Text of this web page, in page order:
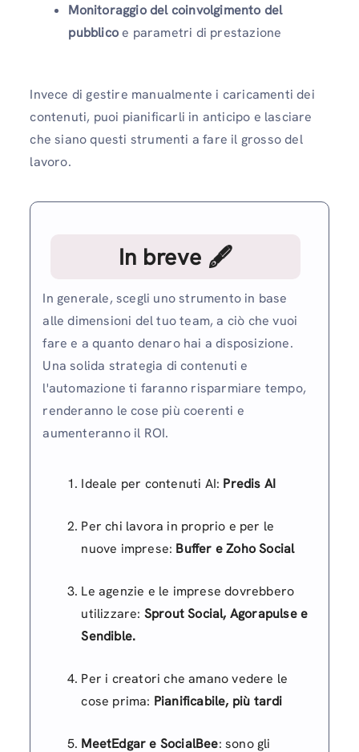
Monitoraggio del coinvolgimento del
pubblicoe parametri di prestazione
Invece di gestire manualmente i caricamenti dei
contenuti, puoi pianificarli in anticipo e lasciare
che siano questi strumenti a fare il grosso del
lavoro.
In breve 🖋
In generale, scegli uno strumento in base
alle dimensioni del tuo team, a ciò che vuoi
fare e a quanto denaro hai a disposizione.
Una solida strategia di contenuti e
l'automazione ti faranno risparmiare tempo,
renderanno le cose più coerenti e
aumenteranno il ROI.
Ideale per contenuti AI: Predis AI
Per chi lavora in proprio e per le
nuove imprese: Buffer e Zoho Social
Le agenzie e le imprese dovrebbero
utilizzare: Sprout Social, Agorapulse e
Sendible.
Per i creatori che amano vedere le
cose prima: Pianificabile, più tardi
MeetEdgar e SocialBee: sono gli